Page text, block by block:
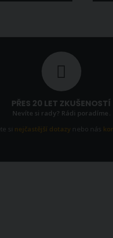
PŘES 20 LET ZKUŠENOSTÍ
Nevíte si rady? Rádi poradíme.
si nejčastější dotazy nebo nás